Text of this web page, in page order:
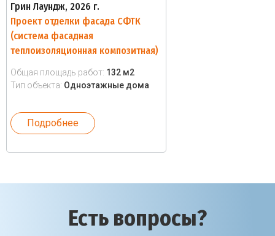
Грин Лаундж, 2026 г.
Проект отделки фасада СФТК
(система фасадная
теплоизоляционная композитная)
Общая площадь работ: 132 м2
Тип объекта: Одноэтажные дома
Подробнее
Есть вопросы?